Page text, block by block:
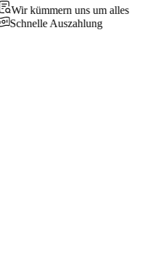
Wir kümmern uns um alles
Schnelle Auszahlung